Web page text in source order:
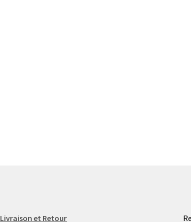
Livraison et Retour